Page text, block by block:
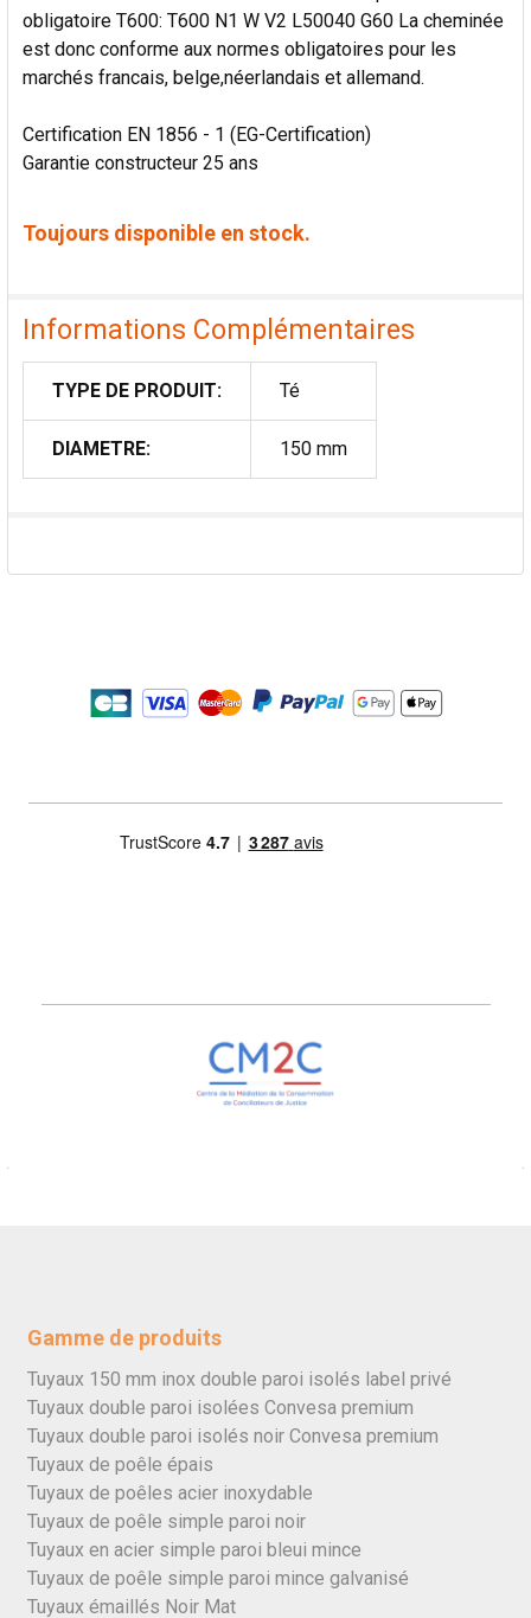
obligatoire T600: T600 N1 W V2 L50040 G60 La cheminée
est donc conforme aux normes obligatoires pour les
marchés francais, belge,néerlandais et allemand.
Certification EN 1856 - 1 (EG-Certification)
Garantie constructeur 25 ans
Toujours disponible en stock.
Informations Complémentaires
TYPE DE PRODUIT: Té
DIAMETRE: 150 mm
Gamme de produits
Tuyaux 150 mm inox double paroi isolés label privé
Tuyaux double paroi isolées Convesa premium
Tuyaux double paroi isolés noir Convesa premium
Tuyaux de poêle épais
Tuyaux de poêles acier inoxydable
Tuyaux de poêle simple paroi noir
Tuyaux en acier simple paroi bleui mince
Tuyaux de poêle simple paroi mince galvanisé
Tuyaux émaillés Noir Mat